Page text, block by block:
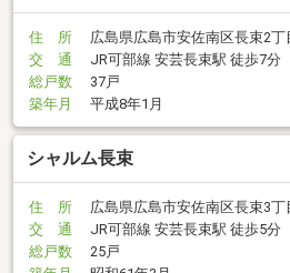
住 所
広島県広島市安佐南区長束2丁
交 通
JR可部線 安芸長束駅 徒歩7分
総戸数
37戸
築年月
平成8年1月
シャルム長束
住 所
広島県広島市安佐南区長束3丁
交 通
JR可部線 安芸長束駅 徒歩5分
総戸数
25戸